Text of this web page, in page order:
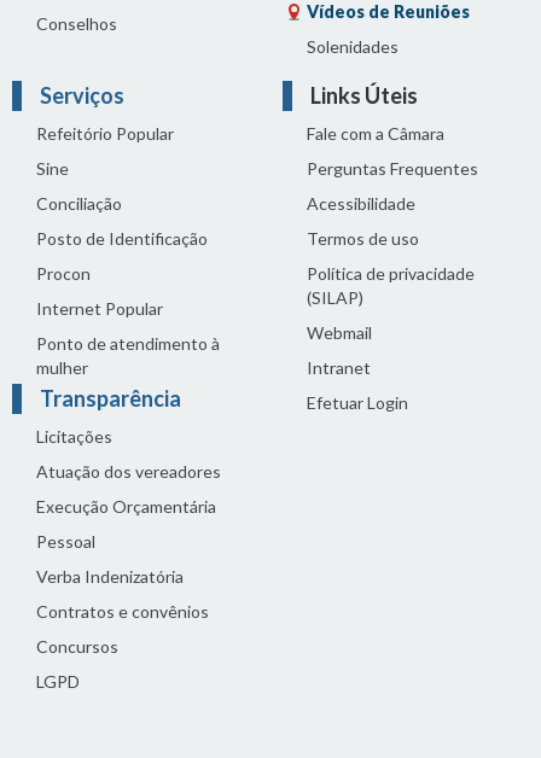
Conselhos
Vídeos de Reuniões
Solenidades
Serviços
Refeitório Popular
Sine
Conciliação
Posto de Identificação
Procon
Internet Popular
Ponto de atendimento à
mulher
Transparência
Licitações
Atuação dos vereadores
Execução Orçamentária
Pessoal
Verba Indenizatória
Contratos e convênios
Concursos
LGPD
Links Úteis
Fale com a Câmara
Perguntas Frequentes
Acessibilidade
Termos de uso
Política de privacidade
(SILAP)
Webmail
Intranet
Efetuar Login